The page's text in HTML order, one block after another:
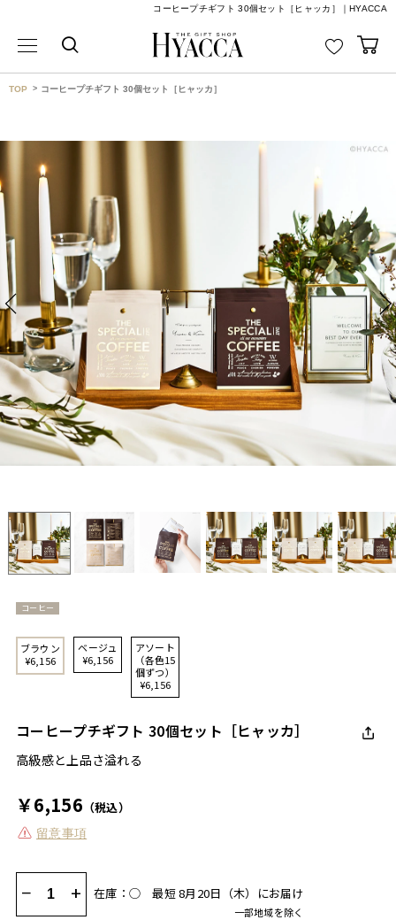
コーヒープチギフト 30個セット［ヒャッカ］｜HYACCA
TOP コーヒープチギフト 30個セット［ヒャッカ］
コーヒー
ブラウン
¥6,156
ベージュ
¥6,156
アソート
（各色15
個ずつ）
¥6,156
コーヒープチギフト 30個セット［ヒャッカ］
高級感と上品さ溢れる
￥6,156 （税込）
留意事項
− + 在庫：◯ 最短 8月20日（木）にお届け
一部地域を除く